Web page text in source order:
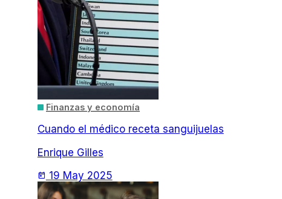
Finanzas y economía
Cuando el médico receta sanguijuelas
Enrique Gilles
today 19 May 2025